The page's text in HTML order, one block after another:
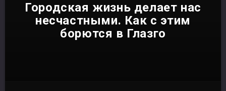
Городская жизнь делает нас
несчастными. Как с этим
борются в Глазго